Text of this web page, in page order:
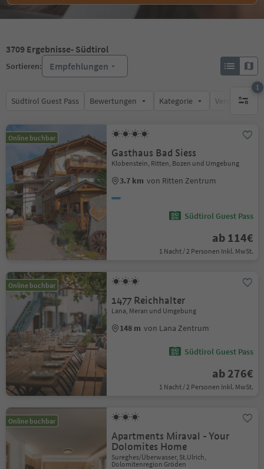
3709 Ergebnisse- Südtirol
Sortieren: Empfehlungen
Südtirol Guest Pass Bewertungen Kategorie
1
1
Online buchbar
Gasthaus Bad Siess
Klobenstein, Ritten, Bozen und Umgebung
3.7 km von Ritten Zentrum
Südtirol Guest Pass
ab 114€
1 Nacht / 2 Personen Inkl. MwSt.
Online buchbar
1477 Reichhalter
Lana, Meran und Umgebung
148 m von Lana Zentrum
Südtirol Guest Pass
ab 276€
1 Nacht / 2 Personen Inkl. MwSt.
Online buchbar
Apartments Miraval - Your
Dolomites Home
Sureghes/Überwasser, St.Ulrich,
Dolomitenregion Gröden